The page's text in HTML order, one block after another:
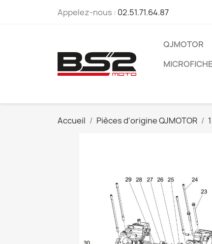
Appelez-nous : 02.51.71.64.87
QJMOTOR
Accueil Pièces d'origine QJMOTOR